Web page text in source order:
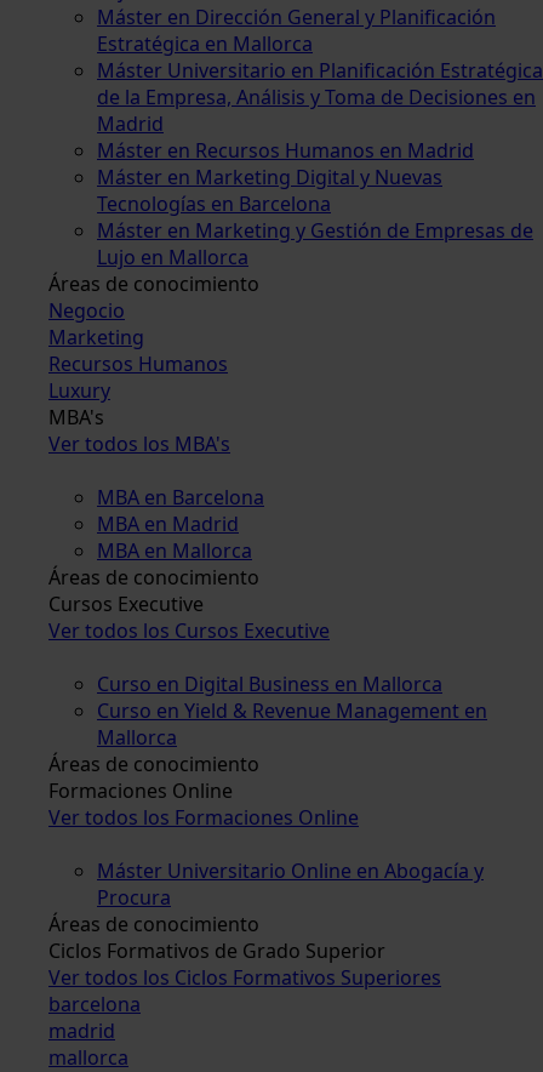
Máster en Dirección General y Planificación
Estratégica en Mallorca
Máster Universitario en Planificación Estratégica
de la Empresa, Análisis y Toma de Decisiones en
Madrid
Máster en Recursos Humanos en Madrid
Máster en Marketing Digital y Nuevas
Tecnologías en Barcelona
Máster en Marketing y Gestión de Empresas de
Lujo en Mallorca
Áreas de conocimiento
Negocio
Marketing
Recursos Humanos
Luxury
MBA's
Ver todos los MBA's
MBA en Barcelona
MBA en Madrid
MBA en Mallorca
Áreas de conocimiento
Cursos Executive
Ver todos los Cursos Executive
Curso en Digital Business en Mallorca
Curso en Yield & Revenue Management en
Mallorca
Áreas de conocimiento
Formaciones Online
Ver todos los Formaciones Online
Máster Universitario Online en Abogacía y
Procura
Áreas de conocimiento
Ciclos Formativos de Grado Superior
Ver todos los Ciclos Formativos Superiores
barcelona
madrid
mallorca